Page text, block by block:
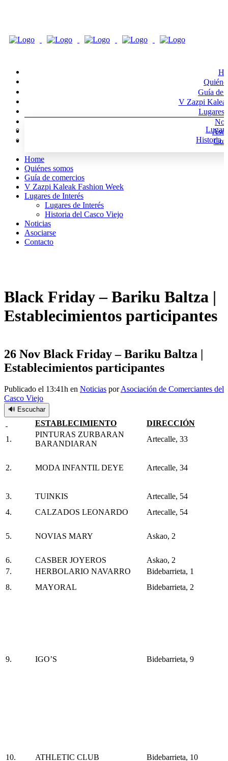
Guía de
V Zazpi
Lugares
Historia
Home
Quiénes somos
Guía de comercios
V Zazpi Kaleak Fashion Week
Lugares de Interés
Lugares de Interés
Historia del Casco Viejo
Noticias
Asociarse
Contacto
Black Friday – Bariku Baltza |
Establecimientos participantes
26 Nov Black Friday – Bariku Baltza |
Establecimientos participantes
Publicado el 13:41h en Noticias porAsociación de Comerciantes del
Casco Viejo
🔊 Escuchar
ESTABLECIMIENTO
DIRECCIÓN
1.
PINTURAS ZURBARAN
BARANDIARAN
Artecalle, 33
2. MODA INFANTIL DEYE Artecalle, 34
3. TUINKIS
Artecalle, 54
4.
CALZADOS LEONARDO Artecalle, 54
5. NOVIAS MARY Askao, 2
6. CASBER JOYEROS
Askao, 2
7.
HERBOLARIO NAVARRO
Bidebarrieta, 1
8.
MAYORAL Bidebarrieta, 2
9. IGO’S Bidebarrieta, 9
10. ATHLETIC CLUB Bidebarrieta, 10